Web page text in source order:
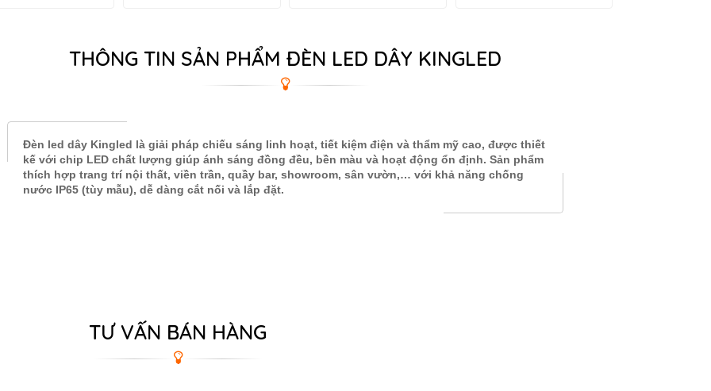
THÔNG TIN SẢN PHẨM ĐÈN LED DÂY KINGLED
Đèn led dây Kingled là giải pháp chiếu sáng linh hoạt, tiết kiệm điện và thẩm mỹ cao, được thiết
kế với chip LED chất lượng giúp ánh sáng đồng đều, bền màu và hoạt động ổn định. Sản phẩm
thích hợp trang trí nội thất, viền trần, quầy bar, showroom, sân vườn,… với khả năng chống
nước IP65 (tùy mẫu), dễ dàng cắt nối và lắp đặt.
TƯ VẤN BÁN HÀNG